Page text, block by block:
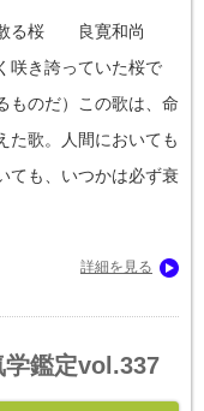
る桜 良寛和尚
咲き誇っていた桜で
ものだ）この歌は、命
た歌。人間においても
ても、いつかは必ず衰
詳細を見る
学鑑定vol.337